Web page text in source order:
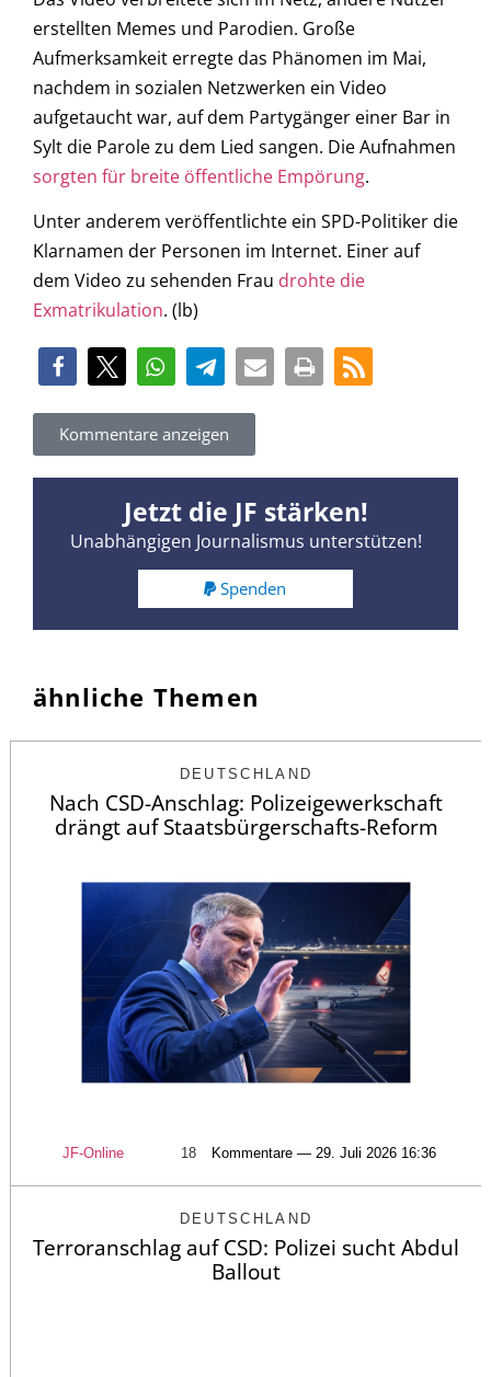
erstellten Memes und Parodien. Große
Aufmerksamkeit erregte das Phänomen im Mai,
nachdem in sozialen Netzwerken ein Video
aufgetaucht war, auf dem Partygänger einer Bar in
Sylt die Parole zu dem Lied sangen. Die Aufnahmen
sorgten für breite öffentliche Empörung.
Unter anderem veröffentlichte ein SPD-Politiker die
Klarnamen der Personen im Internet. Einer auf
dem Video zu sehenden Frau drohte die
Exmatrikulation. (lb)
Kommentare anzeigen
Jetzt die JF stärken!
Unabhängigen Journalismus unterstützen!
Spenden
ähnliche Themen
DEUTSCHLAND
Nach CSD-Anschlag: Polizeigewerkschaft
drängt auf Staatsbürgerschafts-Reform
JF-Online 18 Kommentare — 29. Juli 2026 16:36
DEUTSCHLAND
Terroranschlag auf CSD: Polizei sucht Abdul
Ballout